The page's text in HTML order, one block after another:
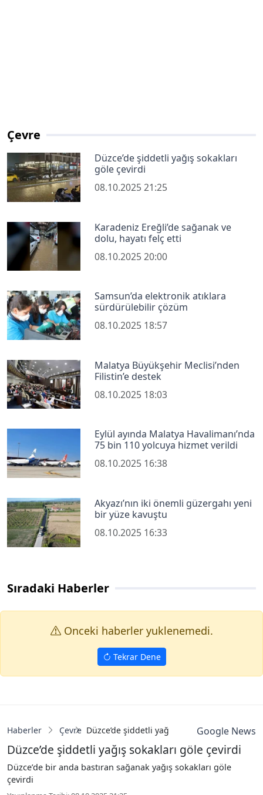
Çevre
Düzce’de şiddetli yağış sokakları
göle çevirdi
08.10.2025 21:25
Karadeniz Ereğli’de sağanak ve
dolu, hayatı felç etti
08.10.2025 20:00
Samsun’da elektronik atıklara
sürdürülebilir çözüm
08.10.2025 18:57
Malatya Büyükşehir Meclisi’nden
Filistin’e destek
08.10.2025 18:03
Eylül ayında Malatya Havalimanı’nda
75 bin 110 yolcuya hizmet verildi
08.10.2025 16:38
Akyazı’nın iki önemli güzergahı yeni
bir yüze kavuştu
08.10.2025 16:33
Sıradaki Haberler
Onceki haberler yuklenemedi.
Tekrar Dene
Haberler Çevre Düzce’de şiddetli yağış sokakları göle çevirdi
Google News
Düzce’de şiddetli yağış sokakları göle çevirdi
Düzce’de bir anda bastıran sağanak yağış sokakları göle
çevirdi